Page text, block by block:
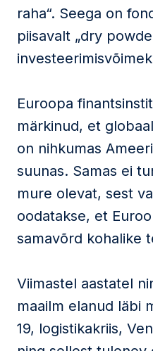
raha“. Seega on
piisavalt „dry
Euroopa
märkinud, et
on nihkumas
suunas. Samas ei
mure olevat, sest
oodatakse, et
samavõrd kohalike
Viimastel aastatel
maailm elanud läbi
19, logistikakriis,